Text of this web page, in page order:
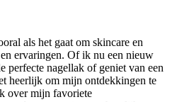
als het gaat om skincare en
ervaringen. Of ik nu een nieuw
perfecte nagellak of geniet van een
heerlijk om mijn ontdekkingen te
over mijn favoriete